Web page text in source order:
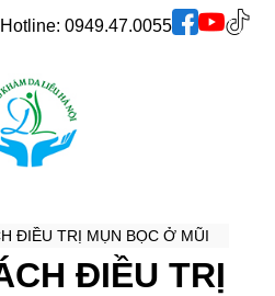
Hotline: 0949.47.0055
ĐIỀU TRỊ MỤN BỌC Ở MŨI
ĐIỀU TRỊ